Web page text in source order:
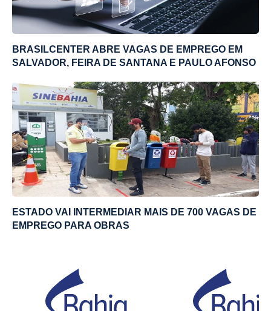
BRASILCENTER ABRE VAGAS DE EMPREGO EM
SALVADOR, FEIRA DE SANTANA E PAULO AFONSO
ESTADO VAI INTERMEDIAR MAIS DE 700 VAGAS DE
EMPREGO PARA OBRAS